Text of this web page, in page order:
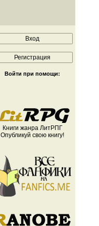
Войти при помощи:
Книги жанра ЛитРПГ
Опубликуй свою книгу!